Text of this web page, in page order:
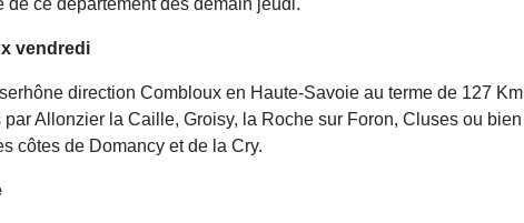
vendredi
direction Combloux en Haute-Savoie au terme de 127 Km
par Allonzier la Caille, Groisy, la Roche sur Foron, Cluses ou bien
côtes de Domancy et de la Cry.